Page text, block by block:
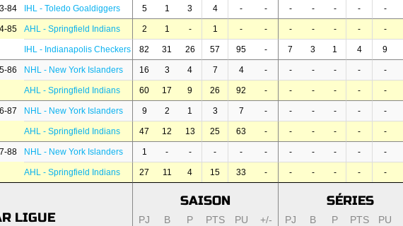
84 IHL - Toledo Goaldiggers 5 1 3 4 - - - - - - -
85 AHL - Springfield Indians 2 1 - 1 - - - - - - -
IHL - Indianapolis Checkers 82 31 26 57 95 - 7 3 1 4 9
86 NHL - New York Islanders 16 3 4 7 4 - - - - - -
AHL - Springfield Indians 60 17 9 26 92 - - - - - -
87 NHL - New York Islanders 9 2 1 3 7 - - - - - -
AHL - Springfield Indians 47 12 13 25 63 - - - - - -
88 NHL - New York Islanders 1 - - - - - - - - - -
AHL - Springfield Indians 27 11 4 15 33 - - - - - -
LIGUE
SAISON SÉRIES
PJ B P PTS PU +/- PJ B P PTS PU